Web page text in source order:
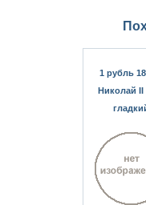
1 рубль
Николай II